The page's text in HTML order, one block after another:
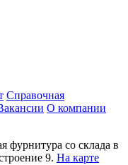
Справочная
О компании
фурнитура со склада в
9. На карте